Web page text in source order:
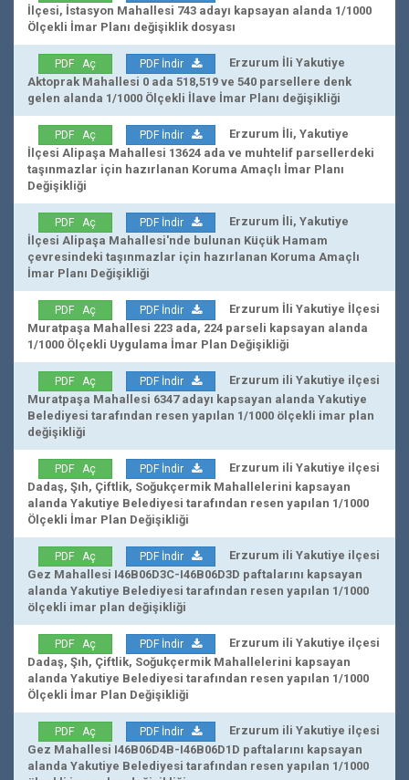
İlçesi, İstasyon Mahallesi 743 adayı kapsayan alanda 1/1000
Ölçekli İmar Planı değişiklik dosyası
PDF Aç PDF İndir
Erzurum İli Yakutiye
Aktoprak Mahallesi 0 ada 518,519 ve 540 parsellere denk
gelen alanda 1/1000 Ölçekli İlave İmar Planı değişikliği
PDF Aç PDF İndir
Erzurum İli, Yakutiye
İlçesi Alipaşa Mahallesi 13624 ada ve muhtelif parsellerdeki
taşınmazlar için hazırlanan Koruma Amaçlı İmar Planı
Değişikliği
PDF Aç PDF İndir
Erzurum İli, Yakutiye
İlçesi Alipaşa Mahallesi'nde bulunan Küçük Hamam
çevresindeki taşınmazlar için hazırlanan Koruma Amaçlı
İmar Planı Değişikliği
PDF Aç PDF İndir
Erzurum İli Yakutiye İlçesi
Muratpaşa Mahallesi 223 ada, 224 parseli kapsayan alanda
1/1000 Ölçekli Uygulama İmar Plan Değişikliği
PDF Aç PDF İndir
Erzurum ili Yakutiye ilçesi
Muratpaşa Mahallesi 6347 adayı kapsayan alanda Yakutiye
Belediyesi tarafından resen yapılan 1/1000 ölçekli imar plan
değişikliği
PDF Aç PDF İndir
Erzurum ili Yakutiye ilçesi
Dadaş, Şıh, Çiftlik, Soğukçermik Mahallelerini kapsayan
alanda Yakutiye Belediyesi tarafından resen yapılan 1/1000
Ölçekli İmar Plan Değişikliği
PDF Aç PDF İndir
Erzurum ili Yakutiye ilçesi
Gez Mahallesi I46B06D3C-I46B06D3D paftalarını kapsayan
alanda Yakutiye Belediyesi tarafından resen yapılan 1/1000
ölçekli imar plan değişikliği
PDF Aç PDF İndir
Erzurum ili Yakutiye ilçesi
Dadaş, Şıh, Çiftlik, Soğukçermik Mahallelerini kapsayan
alanda Yakutiye Belediyesi tarafından resen yapılan 1/1000
Ölçekli İmar Plan Değişikliği
PDF Aç PDF İndir
Erzurum ili Yakutiye ilçesi
Gez Mahallesi I46B06D4B-I46B06D1D paftalarını kapsayan
alanda Yakutiye Belediyesi tarafından resen yapılan 1/1000